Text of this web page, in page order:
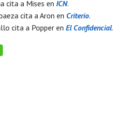
cita a Mises en ICN.
cita a Aron en Criterio.
cita a Popper en El Confidencial.